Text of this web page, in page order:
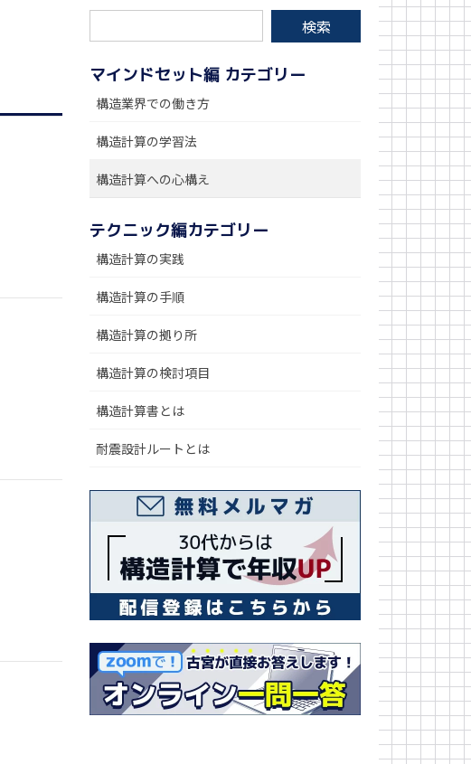
マインドセット編 カテゴリー
構造業界での働き方
構造計算の学習法
構造計算への心構え
テクニック編カテゴリー
構造計算の実践
構造計算の手順
構造計算の拠り所
構造計算の検討項目
構造計算書とは
耐震設計ルートとは